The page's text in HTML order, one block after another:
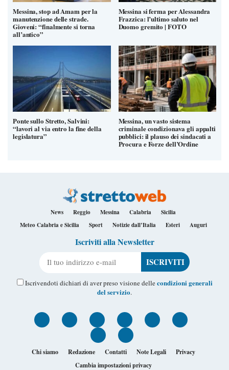
Messina, stop ad Amam per la
manutenzione delle strade.
Gioveni: “finalmente si torna
all’antico”
Messina si ferma per Alessandra
Frazzica: l’ultimo saluto nel
Duomo gremito | FOTO
Ponte sullo Stretto, Salvini:
“lavori al via entro la fine della
legislatura”
Messina, un vasto sistema
criminale condizionava gli appalti
pubblici: il plauso dei sindacati a
Procura e Forze dell’Ordine
News Reggio Messina Calabria
Sicilia
Meteo Calabria e Sicilia
Sport Notizie dall’Italia Esteri Auguri
Iscriviti alla Newsletter
Iscrivendoti dichiari di aver preso visione dellecondizioni generali
del servizio.
Chi siamo Redazione Contatti Note Legali
Privacy
Cambia impostazioni privacy